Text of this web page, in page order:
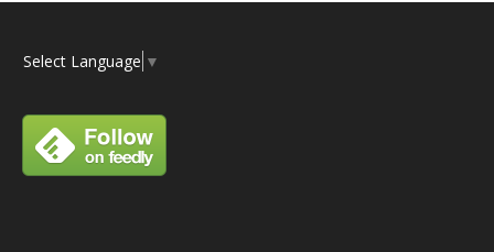
Select Language ▼